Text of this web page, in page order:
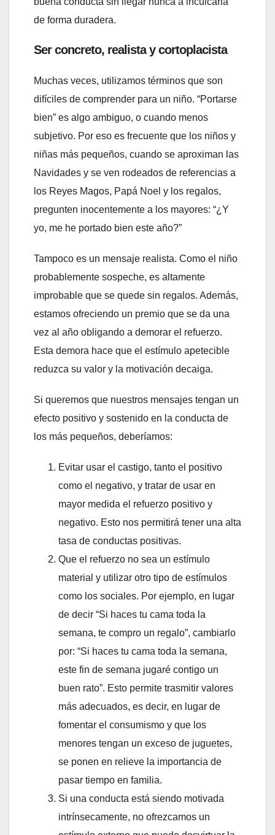
de forma duradera.
Ser concreto, realista y cortoplacista
Muchas veces, utilizamos términos que son
difíciles de comprender para un niño. “Portarse
bien” es algo ambiguo, o cuando menos
subjetivo. Por eso es frecuente que los niños y
niñas más pequeños, cuando se aproximan las
Navidades y se ven rodeados de referencias a
los Reyes Magos, Papá Noel y los regalos,
pregunten inocentemente a los mayores: “¿Y
yo, me he portado bien este año?”
Tampoco es un mensaje realista. Como el niño
probablemente sospeche, es altamente
improbable que se quede sin regalos. Además,
estamos ofreciendo un premio que se da una
vez al año obligando a demorar el refuerzo.
Esta demora hace que el estímulo apetecible
reduzca su valor y la motivación decaiga.
Si queremos que nuestros mensajes tengan un
efecto positivo y sostenido en la conducta de
los más pequeños, deberíamos:
Evitar usar el castigo, tanto el positivo
como el negativo, y tratar de usar en
mayor medida el refuerzo positivo y
negativo. Esto nos permitirá tener una alta
tasa de conductas positivas.
Que el refuerzo no sea un estímulo
material y utilizar otro tipo de estímulos
como los sociales. Por ejemplo, en lugar
de decir “Si haces tu cama toda la
semana, te compro un regalo”, cambiarlo
por: “Si haces tu cama toda la semana,
este fin de semana jugaré contigo un
buen rato”. Esto permite trasmitir valores
más adecuados, es decir, en lugar de
fomentar el consumismo y que los
menores tengan un exceso de juguetes,
se ponen en relieve la importancia de
pasar tiempo en familia.
Si una conducta está siendo motivada
intrínsecamente, no ofrezcamos un